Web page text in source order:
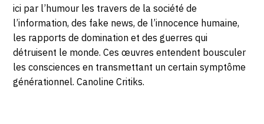
ici par l’humour les travers de la société de
l’information, des fake news, de l’innocence humaine,
les rapports de domination et des guerres qui
détruisent le monde. Ces œuvres entendent bousculer
les consciences en transmettant un certain symptôme
générationnel. Canoline Critiks.